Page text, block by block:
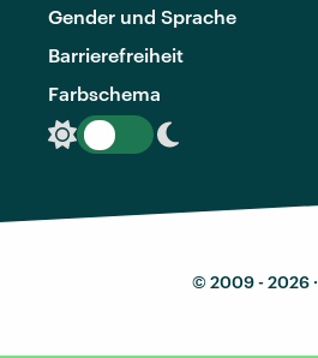
Gender und Sprache
Barrierefreiheit
Farbschema
© 2009 - 2026 ·